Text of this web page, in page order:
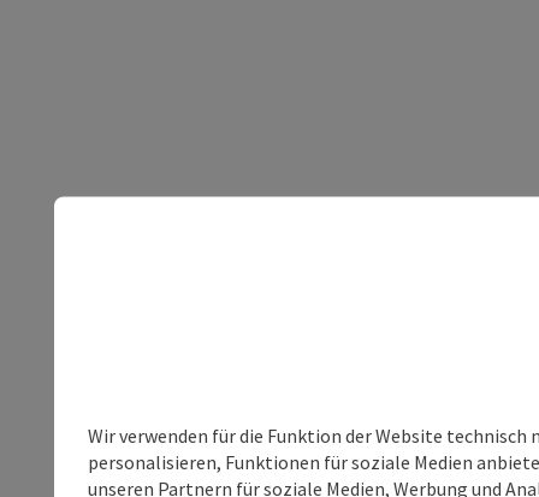
Wir verwenden für die Funktion der Website
personalisieren, Funktionen für soziale Medien
unseren Partnern für soziale Medien, Werbung und